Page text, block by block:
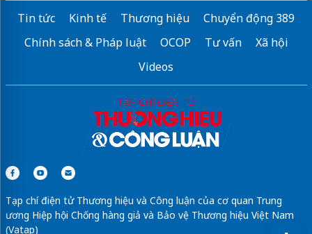
Tin tức Kinh tế Thương hiệu
Chuyển động 389
Chính sách & Pháp luật
OCOP Tư vấn
Xã hội
Videos
Tạp chí điện tử Thương hiệu và Công luận của cơ quan Trung
ương Hiệp hội Chống hàng giả và Bảo vệ Thương hiệu Việt Nam
(Vatap)